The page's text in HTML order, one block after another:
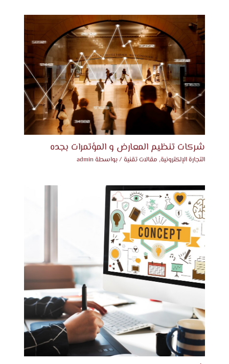
شركات تنظيم المعارض و المؤتمرات بجده
التجارة الإلكترونية, مقالات تقنية / بواسطة admin